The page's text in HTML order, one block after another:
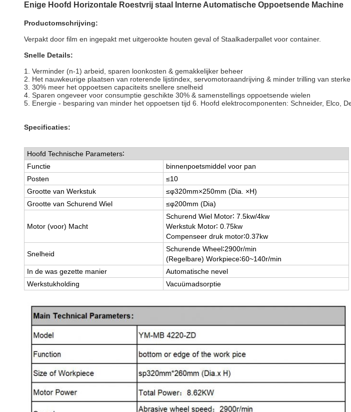
Enige Hoofd Horizontale Roestvrij staal Interne Automatische Oppoetsende Machine
Productomschrijving:
Verpakt door film en ingepakt met uitgerookte houten geval of Staalkaderpallet voor container.
Snelle Details:
1. Verminder (n-1) arbeid, sparen loonkosten & gemakkelijker beheer
2. Het nauwkeurige plaatsen van roterende lijstindex, servomotoraandrijving & minder trilling van
3. 30% meer het oppoetsen capaciteits snellere snelheid
4. Sparen ongeveer voor consumptie geschikte 30% & samenstellings oppoetsende wielen
5. Energie - besparing van minder het oppoetsen tijd 6. Hoofd elektrocomponenten: Schneider, Elco,
Specificaties:
Hoofd Technische Parameters∶
Functie
binnenpoetsmiddel voor pan
Posten
≤10
Grootte van Werkstuk
≤φ320mm×250mm (Dia. ×H)
Grootte van Schurend Wiel
≤φ200mm (Dia)
Motor (voor) Macht
Schurend Wiel Motor∶ 7.5kw/4kw
Werkstuk Motor∶ 0.75kw
Compenseer druk motor∶0.37kw
Snelheid
Schurende Wheel∶2900r/min
(Regelbare) Workpiece∶60~140r/min
In de was gezette manier
Automatische nevel
Werkstukholding
Vacuümadsorptie